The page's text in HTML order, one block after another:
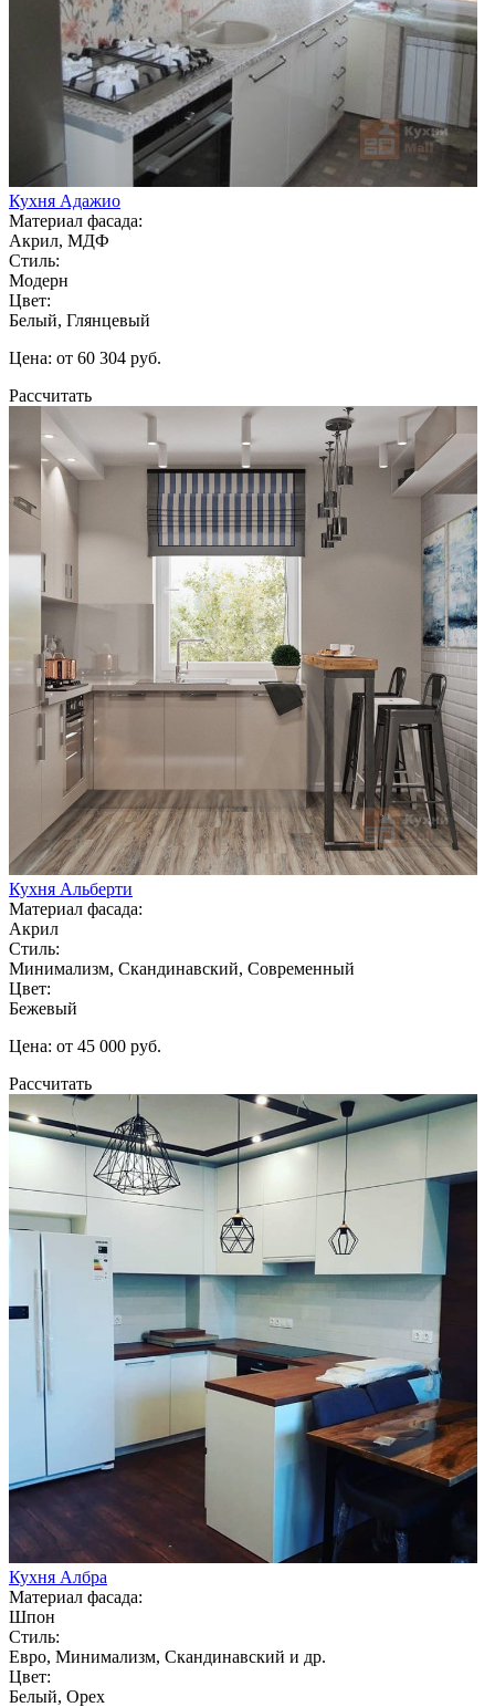
Кухня Адажио
Материал фасада:
Акрил, МДФ
Стиль:
Модерн
Цвет:
Белый, Глянцевый
Цена: от 60 304 руб.
Рассчитать
Кухня Альберти
Материал фасада:
Акрил
Стиль:
Минимализм, Скандинавский, Современный
Цвет:
Бежевый
Цена: от 45 000 руб.
Рассчитать
Кухня Албра
Материал фасада:
Шпон
Стиль:
Евро, Минимализм, Скандинавский и др.
Цвет:
Белый, Орех